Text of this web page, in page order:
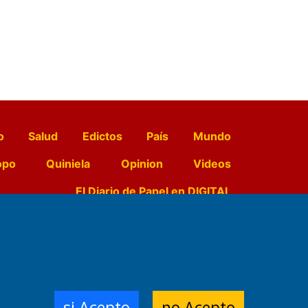
Salud Edictos País
Mundo
Quiniela Opinion
Videos
El Diario de Papel en DIGITAL